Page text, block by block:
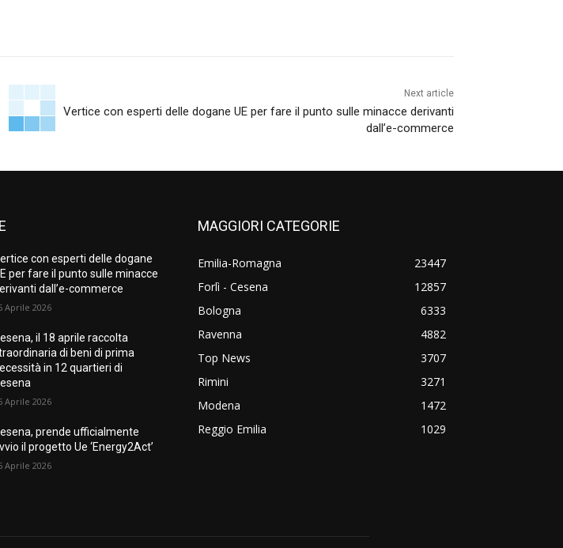
Next article
Vertice con esperti delle dogane UE per fare il punto sulle minacce derivanti
dall’e-commerce
con esperti delle dogane
per fare il punto sulle minacce
dall’e-commerce
Aprile 2026
il 18 aprile raccolta
di beni di prima
in 12 quartieri di
Aprile 2026
prende ufficialmente
il progetto Ue ‘Energy2Act’
Aprile 2026
MAGGIORI CATEGORIE
Emilia-Romagna
23447
Forlì - Cesena
12857
Bologna
6333
Ravenna
4882
Top News
3707
Rimini
3271
Modena
1472
Reggio Emilia
1029